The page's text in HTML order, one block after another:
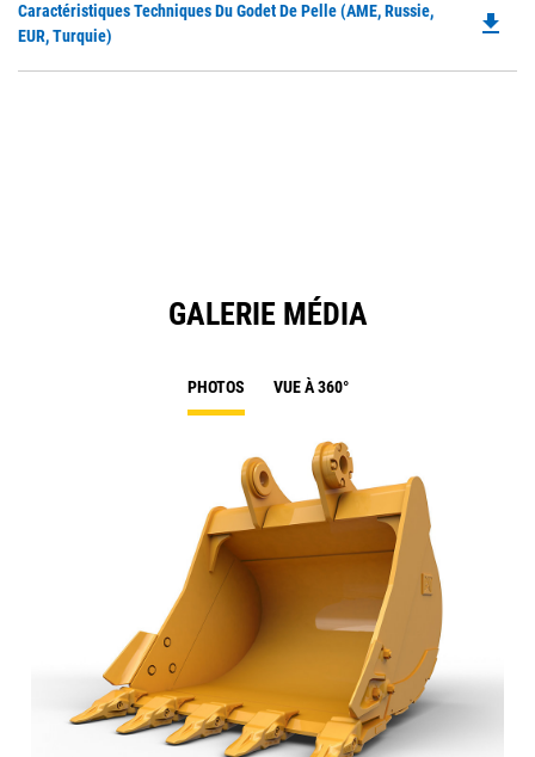
Caractéristiques Techniques Du Godet De Pelle (AME, Russie,
EUR, Turquie)
file_download
GALERIE MÉDIA
PHOTOS VUE À 360°